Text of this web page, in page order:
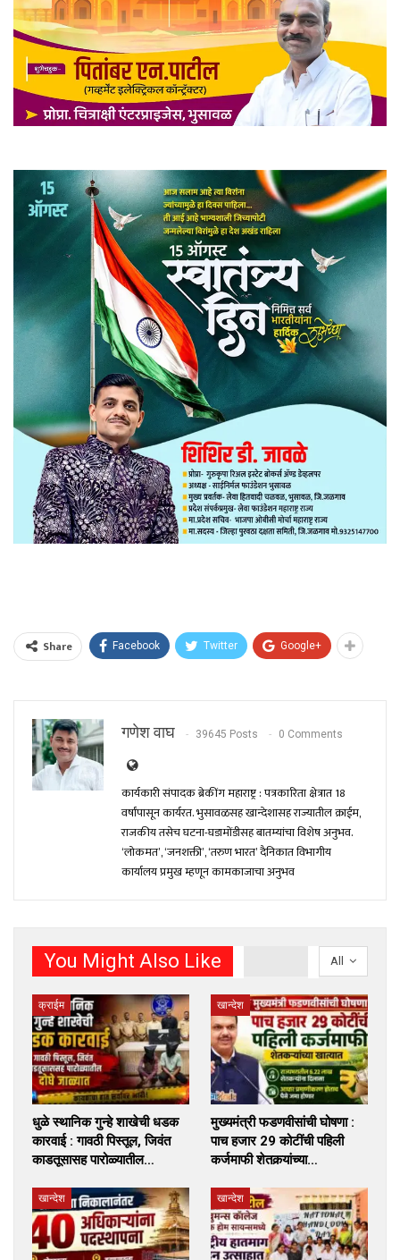
Share Facebook Twitter Google+
गणेश वाघ 39645 Posts 0 Comments
कार्यकारी संपादक ब्रेकींग महाराष्ट्र : पत्रकारिता क्षेत्रात 18
वर्षांपासून कार्यरत. भुसावळसह खान्देशासह राज्यातील क्राईम,
राजकीय तसेच घटना-घडामोंडीसह बातम्यांचा विशेष अनुभव.
‘लोकमत’, ‘जनशक्ती’, ‘तरुण भारत’ दैनिकात विभागीय
कार्यालय प्रमुख म्हणून कामकाजाचा अनुभव
All
You Might Also Like
क्राईम
धुळे स्थानिक गुन्हे शाखेची धडक
कारवाई : गावठी पिस्तूल, जिवंत
काडतूसासह पारोळ्यातील…
खान्देश
मुख्यमंत्री फडणवीसांची घोषणा :
पाच हजार 29 कोटींची पहिली
कर्जमाफी शेतकर्‍यांच्या…
खान्देश खान्देश